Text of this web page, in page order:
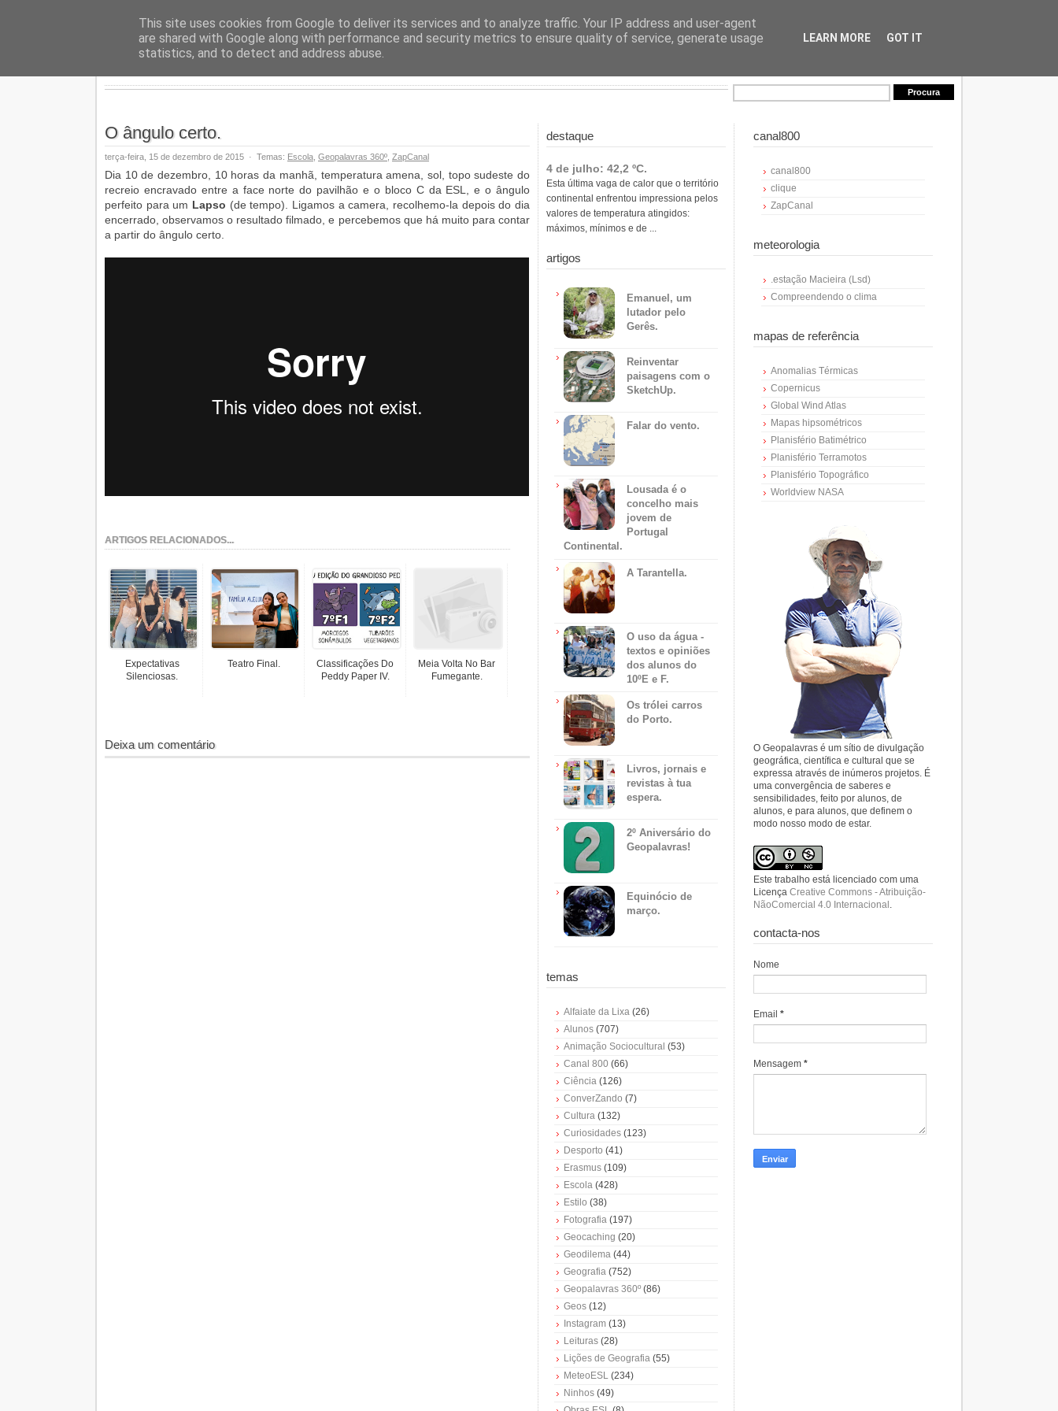
Geopalavras
O ângulo certo.
terça-feira, 15 de dezembro de 2015 · Temas: Escola Geopalavras 360º ZapCanal
Dia 10 de dezembro, 10 horas da manhã, temperatura amena, sol, topo sudeste do
recreio encravado entre a face norte do pavilhão e o bloco C da ESL, e o ângulo
perfeito para um Lapso (de tempo). Ligamos a camera, recolhemo-la depois do dia
encerrado, observamos o resultado filmado, e percebemos que há muito para contar
a partir do ângulo certo.
ARTIGOS RELACIONADOS...
Expectativas
Silenciosas.
Teatro Final.
Classificações Do
Peddy Paper IV.
Meia Volta No Bar
Fumegante.
Deixa um comentário
destaque
4 de julho: 42,2 ºC.
Esta última vaga de calor que o território
continental enfrentou impressiona pelos
valores de temperatura atingidos:
máximos, mínimos e de ...
artigos
Emanuel, um
lutador pelo
Gerês.
Reinventar
paisagens com o
SketchUp.
Falar do vento.
Lousada é o
concelho mais
jovem de
Portugal
Continental.
A Tarantella.
O uso da água -
textos e opiniões
dos alunos do
10ºE e F.
Os trólei carros
do Porto.
Livros, jornais e
revistas à tua
espera.
2º Aniversário do
Geopalavras!
Equinócio de
março.
temas
Alfaiate da Lixa (26)
Alunos (707)
Animação Sociocultural (53)
Canal 800 (66)
Ciência (126)
ConverZando (7)
Cultura (132)
Curiosidades (123)
Desporto (41)
Erasmus (109)
Escola (428)
Estilo (38)
Fotografia (197)
Geocaching (20)
Geodilema (44)
Geografia (752)
Geopalavras 360º (86)
Geos (12)
Instagram (13)
Leituras (28)
Lições de Geografia (55)
MeteoESL (234)
Ninhos (49)
canal800
canal800
clique
ZapCanal
meteorologia
.estação Macieira (Lsd)
Compreendendo o clima
mapas de referência
Anomalias Térmicas
Copernicus
Global Wind Atlas
Mapas hipsométricos
Planisfério Batimétrico
Planisfério Terramotos
Planisfério Topográfico
Worldview NASA
O Geopalavras é um sítio de divulgação
geográfica, científica e cultural que se
expressa através de inúmeros projetos. É
uma convergência de saberes e
sensibilidades, feito por alunos, de
alunos, e para alunos, que definem o
modo nosso modo de estar.
Este trabalho está licenciado com uma
Licença Creative Commons - Atribuição-
NãoComercial 4.0 Internacional .
contacta-nos
Nome
Email *
Mensagem *
This site uses cookies from Google to deliver its services and to analyze traffic. Your IP address and user-agent
are shared with Google along with performance and security metrics to ensure quality of service, generate usage
statistics, and to detect and address abuse.
LEARN MORE GOT IT